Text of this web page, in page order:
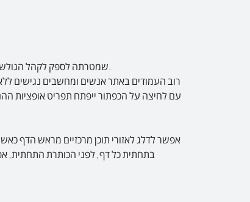
הנגשת אתר האינטרנט של אנשים ומחשבים נתמכת על-ידי תוכנת AVCP של חברת Make Sense, שמטרתה לספק לקהל הגולש באתר תוכן נגיש ככל האפשר.
רוב העמודים באתר אנשים ומחשבים נגישים